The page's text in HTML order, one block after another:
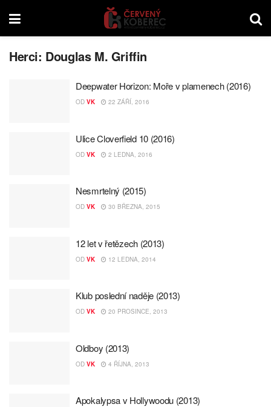
Herci: Douglas M. Griffin
Deepwater Horizon: Moře v plamenech (2016)
OD VK 22 ZÁŘÍ, 2016
Ulice Cloverfield 10 (2016)
OD VK 2 LEDNA, 2016
Nesmrtelný (2015)
OD VK 30 BŘEZNA, 2015
12 let v řetězech (2013)
OD VK 12 LEDNA, 2014
Klub poslední naděje (2013)
OD VK 20 PROSINCE, 2013
Oldboy (2013)
OD VK 4 ŘÍJNA, 2013
Apokalypsa v Hollywoodu (2013)